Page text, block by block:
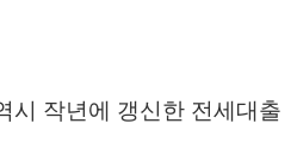
시 작년에 갱신한 전세대출